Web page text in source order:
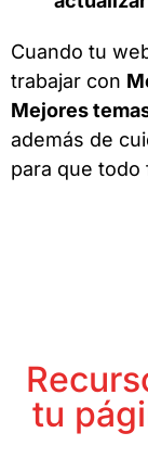
Cuando tu
trabajar con
Mejores
además de
para que
tu